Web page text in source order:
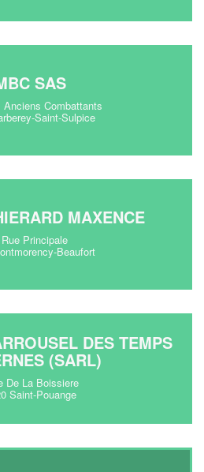
SAS
Anciens Combattants
Saint-Sulpice
MAXENCE
Principale
Beaufort
DES TEMPS
(SARL)
De La Boissiere
Saint-Pouange